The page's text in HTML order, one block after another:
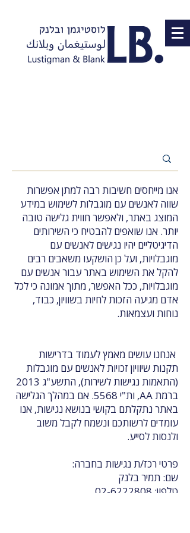
אנו מייחסים חשיבות רבה למתן אפשרות
שווה לאנשים עם מוגבלות לשימוש במידע
המוצג באתר, ולאפשר חווית גלישה טובה
יותר. אנו שואפים להבטיח כי השירותים
הדיגיטליים יהיו נגישים לאנשים עם
מוגבלויות, ועל כן הושקעו משאבים רבים
להקל את השימוש באתר עבור אנשים עם
מוגבלויות, ככל האפשר, מתוך אמונה כי לכל
אדם מגיעה הזכות לחיות בשוויון, כבוד,
נוחות ועצמאות.
אנחנו עושים מאמץ לעמוד בדרישות
תקנות שיוויון זכויות לאנשים עם מוגבלות
(התאמות נגישות לשירות), התשע"ג 2013
ברמת AA, ות"י 5568.
אם במהלך הגלישה
באתר נתקלתם בקושי בנושא נגישות, אנו
עומדים לרשותכם ונשמח לקבל משוב
ולנסות לסייע.
פרטי רכז/ת נגישות בחברה:
שם: תמיר בלנק
טלפון: 02-6222808